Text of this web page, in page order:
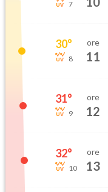
7
30°
8
ore
11
31°
9
ore
12
32°
10
ore
13